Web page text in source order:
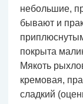
небольшие,
бывают и
покрыта
Мякоть
кремовая,
сладкий